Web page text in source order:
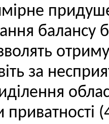
балансу
за
приватності